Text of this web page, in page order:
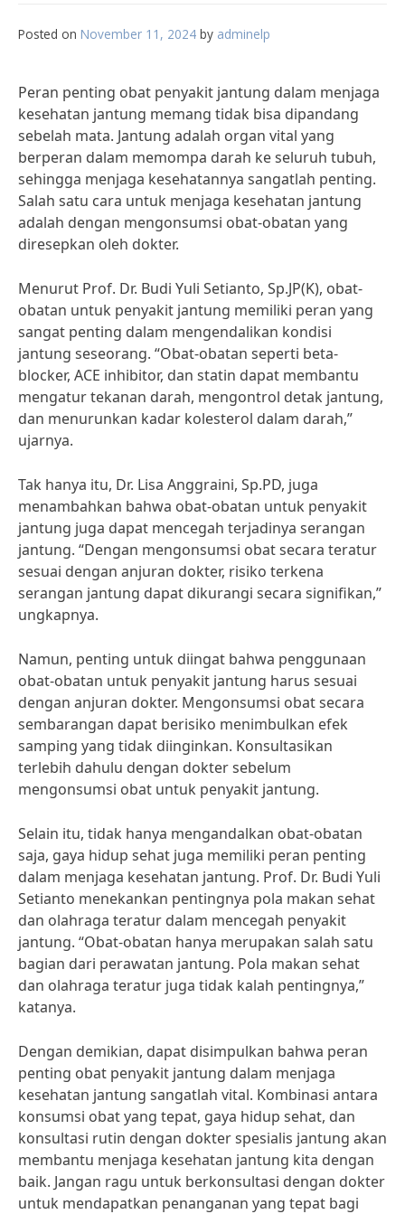
Posted on November 11, 2024 by adminelp
Peran penting obat penyakit jantung dalam menjaga
kesehatan jantung memang tidak bisa dipandang
sebelah mata. Jantung adalah organ vital yang
berperan dalam memompa darah ke seluruh tubuh,
sehingga menjaga kesehatannya sangatlah penting.
Salah satu cara untuk menjaga kesehatan jantung
adalah dengan mengonsumsi obat-obatan yang
diresepkan oleh dokter.
Menurut Prof. Dr. Budi Yuli Setianto, Sp.JP(K), obat-
obatan untuk penyakit jantung memiliki peran yang
sangat penting dalam mengendalikan kondisi
jantung seseorang. “Obat-obatan seperti beta-
blocker, ACE inhibitor, dan statin dapat membantu
mengatur tekanan darah, mengontrol detak jantung,
dan menurunkan kadar kolesterol dalam darah,”
ujarnya.
Tak hanya itu, Dr. Lisa Anggraini, Sp.PD, juga
menambahkan bahwa obat-obatan untuk penyakit
jantung juga dapat mencegah terjadinya serangan
jantung. “Dengan mengonsumsi obat secara teratur
sesuai dengan anjuran dokter, risiko terkena
serangan jantung dapat dikurangi secara signifikan,”
ungkapnya.
Namun, penting untuk diingat bahwa penggunaan
obat-obatan untuk penyakit jantung harus sesuai
dengan anjuran dokter. Mengonsumsi obat secara
sembarangan dapat berisiko menimbulkan efek
samping yang tidak diinginkan. Konsultasikan
terlebih dahulu dengan dokter sebelum
mengonsumsi obat untuk penyakit jantung.
Selain itu, tidak hanya mengandalkan obat-obatan
saja, gaya hidup sehat juga memiliki peran penting
dalam menjaga kesehatan jantung. Prof. Dr. Budi Yuli
Setianto menekankan pentingnya pola makan sehat
dan olahraga teratur dalam mencegah penyakit
jantung. “Obat-obatan hanya merupakan salah satu
bagian dari perawatan jantung. Pola makan sehat
dan olahraga teratur juga tidak kalah pentingnya,”
katanya.
Dengan demikian, dapat disimpulkan bahwa peran
penting obat penyakit jantung dalam menjaga
kesehatan jantung sangatlah vital. Kombinasi antara
konsumsi obat yang tepat, gaya hidup sehat, dan
konsultasi rutin dengan dokter spesialis jantung akan
membantu menjaga kesehatan jantung kita dengan
baik. Jangan ragu untuk berkonsultasi dengan dokter
untuk mendapatkan penanganan yang tepat bagi